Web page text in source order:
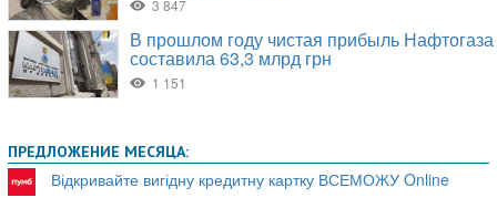
ПРЕДЛОЖЕНИЕ МЕСЯЦА:
Відкривайте вигідну кредитну картку ВСЕМОЖУ Online